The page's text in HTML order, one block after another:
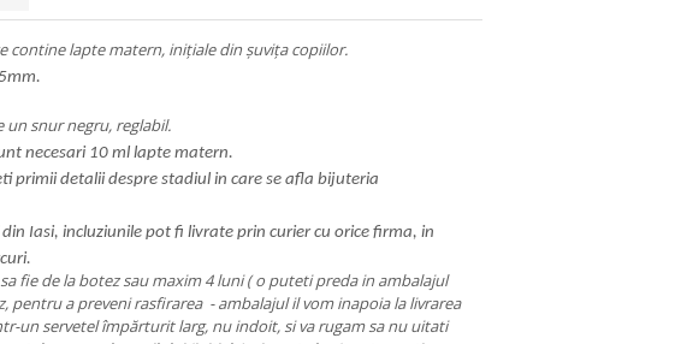
contine lapte matern, inițiale din șuvița copiilor.
snur negru, reglabil.
necesari 10 ml lapte matern.
primii detalii despre stadiul in care se afla bijuteria
Iasi, incluziunile pot fi livrate prin curier cu orice firma, in
fie de la botez sau maxim 4 luni ( o puteti preda in ambalajul
pentru a preveni rasfirarea - ambalajul il vom inapoia la livrarea
un servetel împărturit larg, nu indoit, si va rugam sa nu uitati